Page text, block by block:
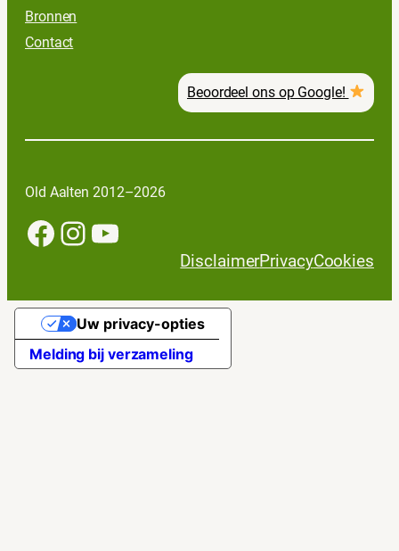
Bronnen
Contact
Beoordeel ons op Google!
Old Aalten 2012–2026
Facebook InstagramYouTube
DisclaimerPrivacyCookies
Melding bij verzameling
Uw privacy-opties